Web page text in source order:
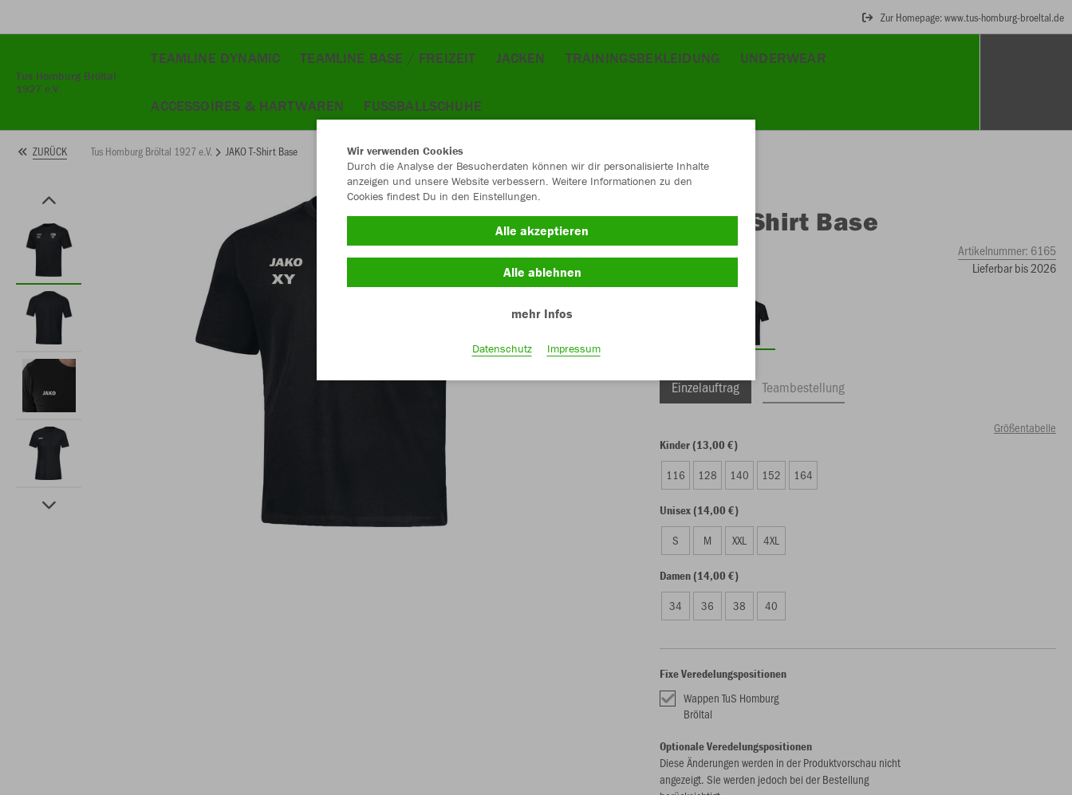
Zur Homepage: www.tus-homburg-broeltal.de
Tus Homburg Bröltal
1927 e.V.
TEAMLINE DYNAMIC TEAMLINE BASE / FREIZEIT JACKEN TRAININGSBEKLEIDUNG UNDERWEAR
ACCESSOIRES & HARTWAREN FUSSBALLSCHUHE
ZURÜCK Tus Homburg Bröltal 1927 e.V. JAKO T-Shirt Base
JAKO T-Shirt Base
schwarz Artikelnummer: 6165
Lieferbar bis 2026
Einzelauftrag Teambestellung
Größentabelle
Kinder (13,00 €)
116 128 140 152 164
Unisex (14,00 €)
S M XXL 4XL
Damen (14,00 €)
34 36 38 40
Fixe Veredelungspositionen
Wappen TuS Homburg
Bröltal
Optionale Veredelungspositionen
Diese Änderungen werden in der Produktvorschau nicht
angezeigt. Sie werden jedoch bei der Bestellung
Wir verwenden Cookies
Durch die Analyse der Besucherdaten können wir dir personalisierte Inhalte
anzeigen und unsere Website verbessern. Weitere Informationen zu den
Cookies findest Du in den Einstellungen.
Alle akzeptieren
Alle ablehnen
mehr Infos
Datenschutz Impressum